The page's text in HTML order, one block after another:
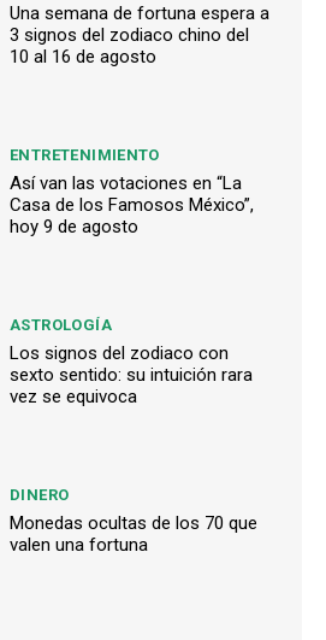
Una semana de fortuna espera a
3 signos del zodiaco chino del
10 al 16 de agosto
ENTRETENIMIENTO
Así van las votaciones en “La
Casa de los Famosos México”,
hoy 9 de agosto
ASTROLOGÍA
Los signos del zodiaco con
sexto sentido: su intuición rara
vez se equivoca
DINERO
Monedas ocultas de los 70 que
valen una fortuna